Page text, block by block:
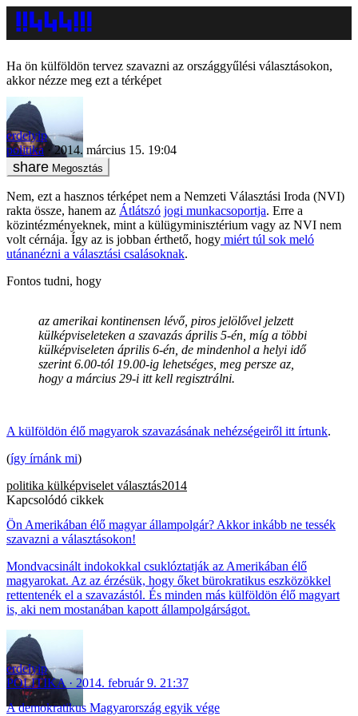
Ha ön külföldön tervez szavazni az országgyűlési választásokon,
akkor nézze meg ezt a térképet
erdelyip
politika
2014. március 15. 19:04
Megosztás
Nem, ezt a hasznos térképet nem a Nemzeti Választási Iroda (NVI)
rakta össze, hanem az Átlátszó jogi munkacsoportja. Erre a
közintézményeknek, mint a külügyminisztérium vagy az NVI nem
volt cérnája. Így az is jobban érthető, hogy miért túl sok meló
utánanézni a választási csalásoknak.
Fontos tudni, hogy
az amerikai kontinensen lévő, piros jelölővel jelzett
külképviseleteken a szavazás április 5-én, míg a többi
külképviseleten április 6-én, de mindenhol a helyi idő
szerint 6.00-tól 19.00-ig lehetséges, meg persze az,
hogy a március 29-i itt kell regisztrálni.
A külföldön élő magyarok szavazásának nehézségeiről itt írtunk.
(így írnánk mi)
politika külképviselet választás2014
Kapcsolódó cikkek
Ön Amerikában élő magyar állampolgár? Akkor inkább ne tessék
szavazni a választásokon!
Mondvacsinált indokokkal csuklóztatják az Amerikában élő
magyarokat. Az az érzésük, hogy őket bürokratikus eszközökkel
rettentenék el a szavazástól. És minden más külföldön élő magyart
is, aki nem mostanában kapott állampolgárságot.
erdelyip
POLITIKA
2014. február 9. 21:37
A demokratikus Magyarország egyik vége